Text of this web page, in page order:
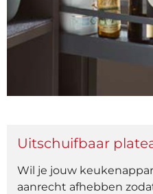
Uitschuifbaar
Wil je jouw
aanrecht afhebben